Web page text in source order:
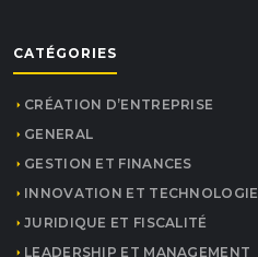
CATÉGORIES
CRÉATION D’ENTREPRISE
GENERAL
GESTION ET FINANCES
INNOVATION ET TECHNOLOGIE
JURIDIQUE ET FISCALITÉ
LEADERSHIP ET MANAGEMENT